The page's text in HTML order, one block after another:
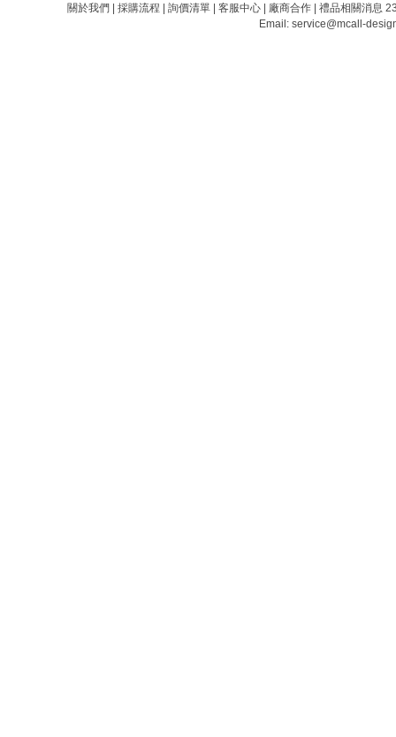
關於我們 | 採購流程 | 詢價清單 | 客服中心 | 廠商合作 | 禮品相關消
Email: service@mcall-